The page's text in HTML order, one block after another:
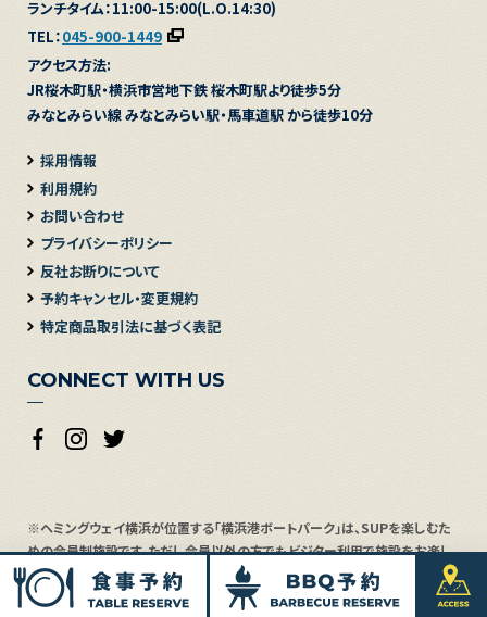
ランチタイム：11:00-15:00(L.O.14:30)
TEL：045-900-1449
アクセス方法:
JR桜木町駅・横浜市営地下鉄 桜木町駅より徒歩5分
みなとみらい線 みなとみらい駅・馬車道駅 から徒歩10分
採用情報
利用規約
お問い合わせ
プライバシーポリシー
反社お断りについて
予約キャンセル・変更規約
特定商品取引法に基づく表記
CONNECT WITH US
※ヘミングウェイ横浜が位置する「横浜港ボートパーク」は、SUPを楽しむた
めの会員制施設です。ただし会員以外の方でもビジター利用で施設をお楽し
みいただけます。